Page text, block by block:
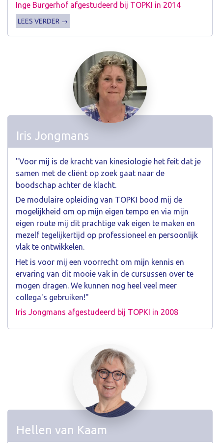
Inge Burgerhof afgestudeerd bij TOPKI in 2014
LEES VERDER →
Iris Jongmans
"Voor mij is de kracht van kinesiologie het feit dat je
samen met de cliënt op zoek gaat naar de
boodschap achter de klacht.
De modulaire opleiding van TOPKI bood mij de
mogelijkheid om op mijn eigen tempo en via mijn
eigen route mij dit prachtige vak eigen te maken en
mezelf tegelijkertijd op professioneel en persoonlijk
vlak te ontwikkelen.
Het is voor mij een voorrecht om mijn kennis en
ervaring van dit mooie vak in de cursussen over te
mogen dragen. We kunnen nog heel veel meer
collega's gebruiken!"
Iris Jongmans afgestudeerd bij TOPKI in 2008
Hellen van Kaam